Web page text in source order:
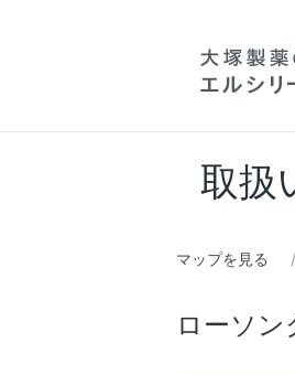
取扱
マップを見る
ローソン